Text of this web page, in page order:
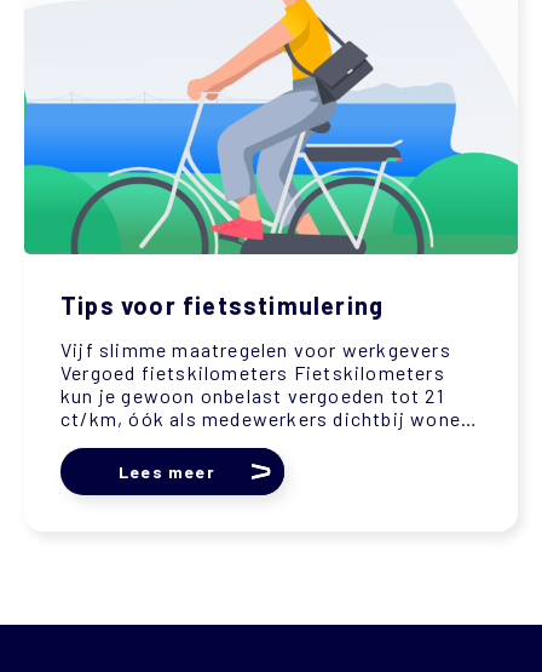
Tips voor fietsstimulering
Vijf slimme maatregelen voor werkgevers
Vergoed fietskilometers Fietskilometers
kun je gewoon onbelast vergoeden tot 21
ct/km, óók als medewerkers dichtbij wonen
Lees meer